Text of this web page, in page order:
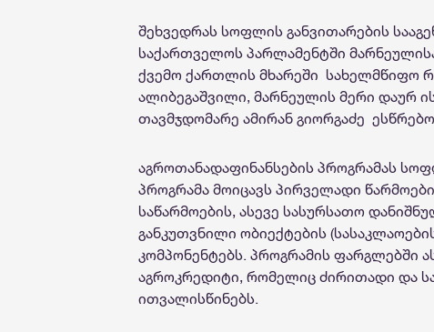
შეხვედრას სოფლის განვითარების
საქართველოს პარლამენტში
ქვემო ქართლის მხარეში სახელმწიფო
ალიბეგაშვილი, მარნეულის მერი დაურ
თავმჯდომარე ამირან გიორგაძე
აგროთანადაფინანსების პროგრამას
პროგრამა მოიცავს პირველადი
საწარმოების, ასევე სასურსათო
განკუთვნილი ობიექტების
კომპონენტებს. პროგრამის ფარგლებში
აგროკრედიტი, რომელიც ძირითადი და
ითვალისწინებს.